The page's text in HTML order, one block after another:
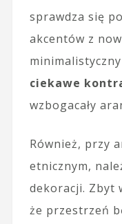
sprawdza się
akcentów z
ciekawe
wzbogacały
Również, przy
etnicznym,
dekoracji. Zbyt
że przestrzeń